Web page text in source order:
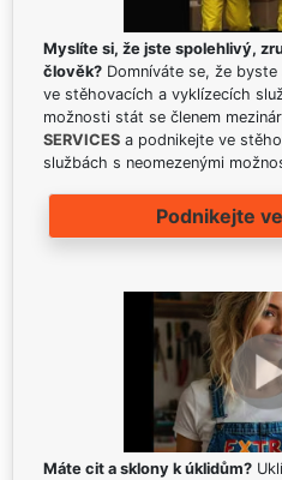
Myslíte si, že jste spolehlivý,
člověk? Domníváte se, že
ve stěhovacích a vyklízecích
možnosti stát se členem
SERVICES a podnikejte ve
službách s neomezenými
Podnikejte
Máte cit a sklony k úklidům?